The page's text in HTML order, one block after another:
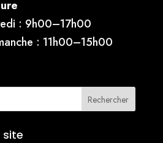
: 9h00–17h00
: 11h00–15h00
site